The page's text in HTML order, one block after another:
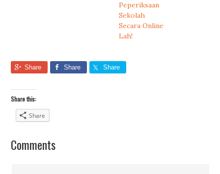
Peperiksaan
Sekolah
Secara Online
Lah!
Share Share Share
Share this:
Share
Comments